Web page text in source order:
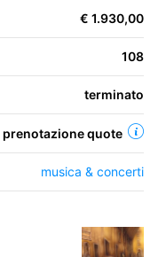
EN
€ 1.930,00
108
terminato
prenotazione quote
musica & concerti